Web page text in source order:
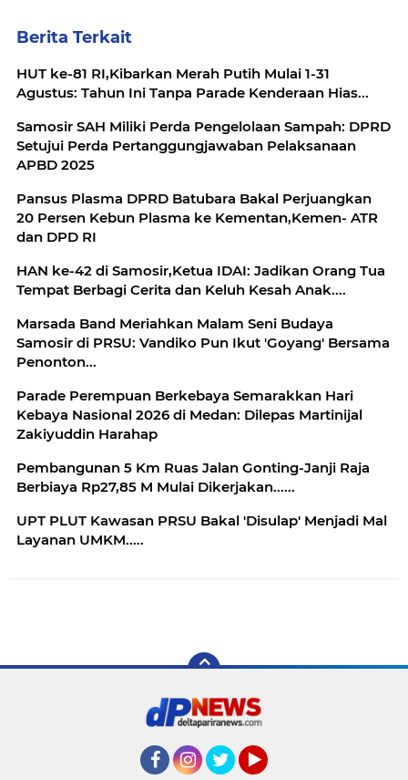
Berita Terkait
HUT ke-81 RI,Kibarkan Merah Putih Mulai 1-31
Agustus: Tahun Ini Tanpa Parade Kenderaan Hias...
Samosir SAH Miliki Perda Pengelolaan Sampah: DPRD
Setujui Perda Pertanggungjawaban Pelaksanaan
APBD 2025
Pansus Plasma DPRD Batubara Bakal Perjuangkan
20 Persen Kebun Plasma ke Kementan,Kemen- ATR
dan DPD RI
HAN ke-42 di Samosir,Ketua IDAI: Jadikan Orang Tua
Tempat Berbagi Cerita dan Keluh Kesah Anak....
Marsada Band Meriahkan Malam Seni Budaya
Samosir di PRSU: Vandiko Pun Ikut 'Goyang' Bersama
Penonton...
Parade Perempuan Berkebaya Semarakkan Hari
Kebaya Nasional 2026 di Medan: Dilepas Martinijal
Zakiyuddin Harahap
Pembangunan 5 Km Ruas Jalan Gonting-Janji Raja
Berbiaya Rp27,85 M Mulai Dikerjakan......
UPT PLUT Kawasan PRSU Bakal 'Disulap' Menjadi Mal
Layanan UMKM.....